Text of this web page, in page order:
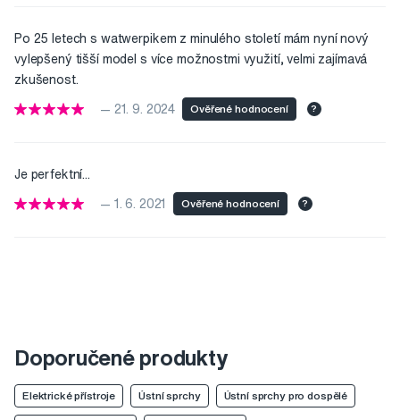
Po 25 letech s watwerpikem z minulého století mám nyní nový
vylepšený tišší model s více možnostmi využití, velmi zajímavá
zkušenost.
— 21. 9. 2024 Ověřené hodnocení ?
Je perfektní...
— 1. 6. 2021 Ověřené hodnocení ?
Doporučené produkty
Elektrické přístroje Ústní sprchy Ústní sprchy pro dospělé